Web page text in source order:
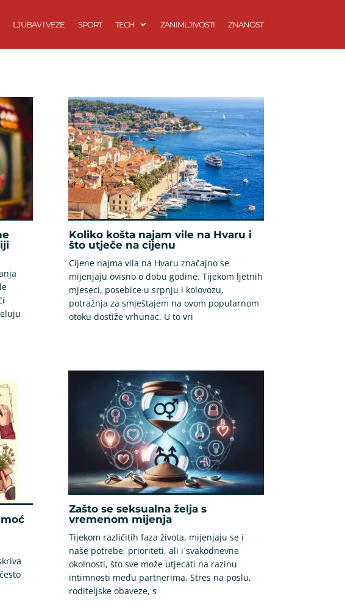
LJUBAV I VEZE SPORT TECH ZANIMLJIVOSTI ZNANOST
Koliko košta najam vile na Hvaru i
što utječe na cijenu
Cijene najma vila na Hvaru značajno se
mijenjaju ovisno o dobu godine. Tijekom ljetnih
mjeseci, posebice u srpnju i kolovozu,
potražnja za smještajem na ovom popularnom
otoku dostiže vrhunac. U to vri
Zašto se seksualna želja s
vremenom mijenja
Tijekom različitih faza života, mijenjaju se i
naše potrebe, prioriteti, ali i svakodnevne
okolnosti, što sve može utjecati na razinu
intimnosti među partnerima. Stres na poslu,
roditeljske obaveze, s